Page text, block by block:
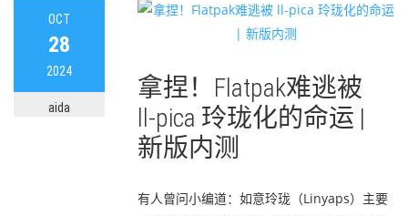
OCT
28
2024
aida
拿捏！Flatpak难逃被
ll-pica 玲珑化的命运 |
新版内测
有人曾问小编道：如意玲珑（Linyaps）主要